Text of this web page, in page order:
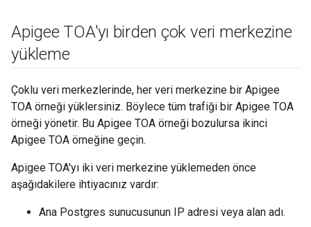
Apigee TOA'yı birden çok veri merkezine
yükleme
Çoklu veri merkezlerinde, her veri merkezine bir Apigee
TOA örneği yüklersiniz. Böylece tüm trafiği bir Apigee TOA
örneği yönetir. Bu Apigee TOA örneği bozulursa ikinci
Apigee TOA örneğine geçin.
Apigee TOA'yı iki veri merkezine yüklemeden önce
aşağıdakilere ihtiyacınız vardır:
Ana Postgres sunucusunun IP adresi veya alan adı.